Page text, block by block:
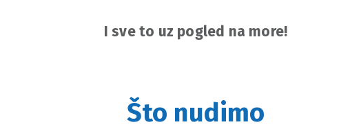
I sve to uz pogled na more!
Što nudimo